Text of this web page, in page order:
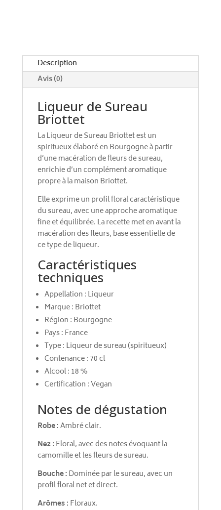
e
:
Description
Avis (0)
Liqueur de Sureau
Briottet
La Liqueur de Sureau Briottet est un
spiritueux élaboré en Bourgogne à partir
d’une macération de fleurs de sureau,
enrichie d’un complément aromatique
propre à la maison Briottet.
Elle exprime un profil floral caractéristique
du sureau, avec une approche aromatique
fine et équilibrée. La recette met en avant la
macération des fleurs, base essentielle de
ce type de liqueur.
Caractéristiques
techniques
Appellation : Liqueur
Marque : Briottet
Région : Bourgogne
Pays : France
Type : Liqueur de sureau (spiritueux)
Contenance : 70 cl
Alcool : 18 %
Certification : Vegan
Notes de dégustation
Robe :Ambré clair.
Nez : Floral, avec des notes évoquant la
camomille et les fleurs de sureau.
Bouche : Dominée par le sureau, avec un
profil floral net et direct.
Arômes : Floraux.